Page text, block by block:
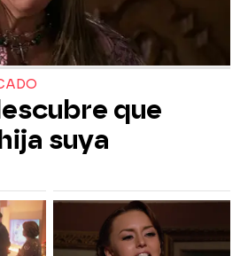
que
suya